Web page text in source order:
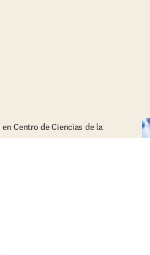
Centro de Ciencias de la